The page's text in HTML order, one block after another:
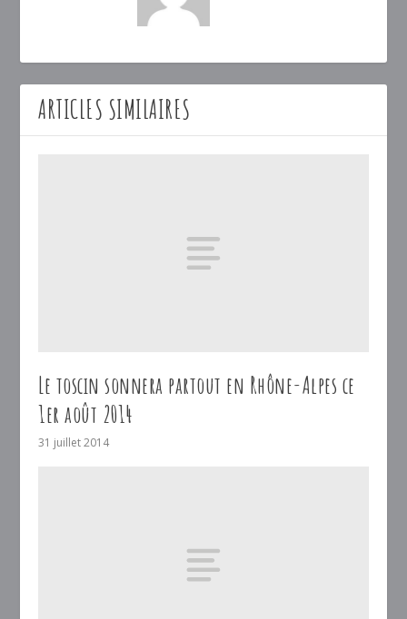
ARTICLES SIMILAIRES
Le toscin sonnera partout en Rhône-Alpes ce
1er août 2014
31 juillet 2014